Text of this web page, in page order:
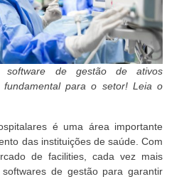
software de gestão de ativos
fundamental para o setor! Leia o
é uma área importante
das instituições de saúde. Com
de facilities, cada vez mais
de gestão para garantir